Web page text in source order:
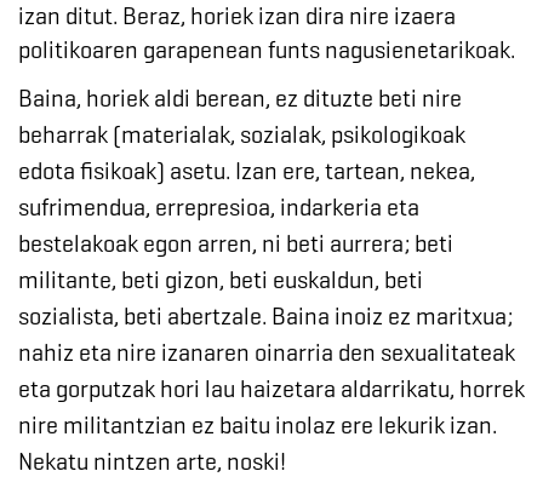
izan ditut. Beraz, horiek izan dira nire izaera
politikoaren garapenean funts nagusienetarikoak.
Baina, horiek aldi berean, ez dituzte beti nire
beharrak (materialak, sozialak, psikologikoak
edota fisikoak) asetu. Izan ere, tartean, nekea,
sufrimendua, errepresioa, indarkeria eta
bestelakoak egon arren, ni beti aurrera; beti
militante, beti gizon, beti euskaldun, beti
sozialista, beti abertzale. Baina inoiz ez maritxua;
nahiz eta nire izanaren oinarria den sexualitateak
eta gorputzak hori lau haizetara aldarrikatu, horrek
nire militantzian ez baitu inolaz ere lekurik izan.
Nekatu nintzen arte, noski!